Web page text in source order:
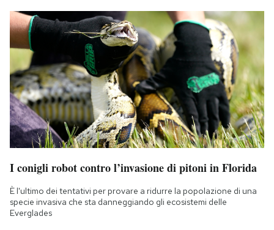
I conigli robot contro l’invasione di pitoni in Florida
È l'ultimo dei tentativi per provare a ridurre la popolazione di una
specie invasiva che sta danneggiando gli ecosistemi delle
Everglades